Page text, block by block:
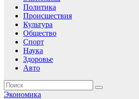
Политика
Происшествия
Культура
Общество
Спорт
Наука
Здоровье
Авто
Экономика